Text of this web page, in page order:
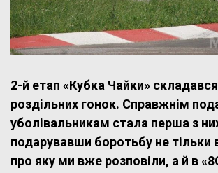
2-й етап «Кубка Чайки»
роздільних гонок. Справжнім
уболівальникам стала перша з
подарувавши боротьбу не тільки
про яку ми вже розповіли, а й в